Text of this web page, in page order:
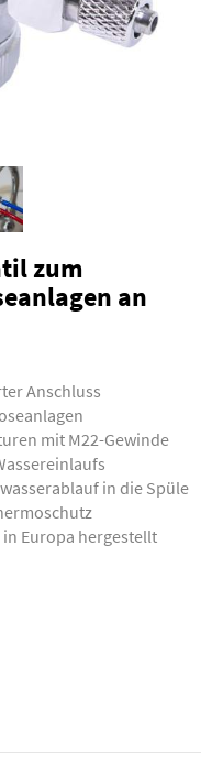
zum
an
Anschluss
mit M22-Gewinde
in die Spüle
Europa hergestellt